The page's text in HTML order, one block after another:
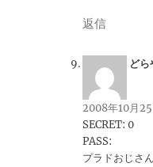
返信
ど
2008年10月
SECRET: 0
PASS:
プラドおじさ